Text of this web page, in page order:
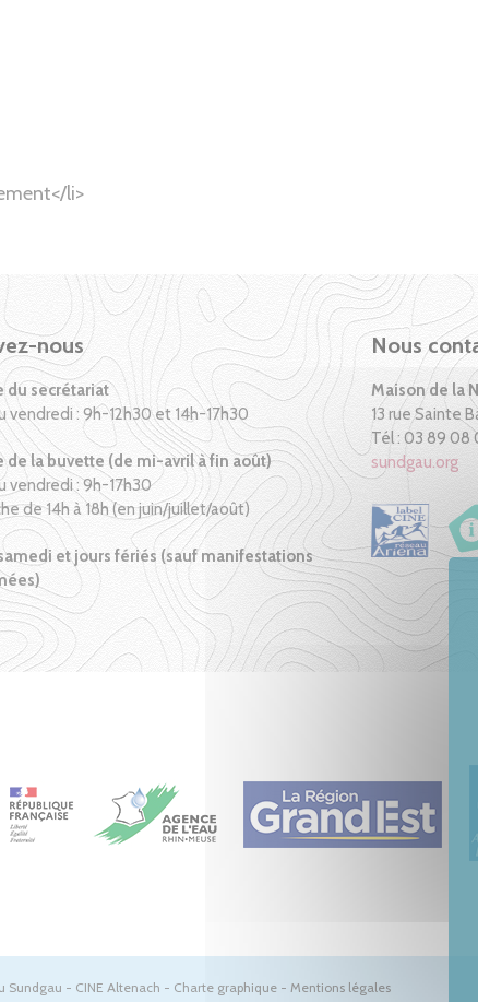
li>
nous
du secrétariat
vendredi : 9h-12h30 et 14h-17h30
de la buvette (de mi-avril à fin août)
vendredi : 9h-17h30
de 14h à 18h (en juin/juillet/août)
et jours fériés (sauf manifestations
Nous
Maison de la
13 rue Sainte
Tél : 03 89 08
sundgau.org
Sundgau - CINE Altenach - Charte graphique - Mentions légales